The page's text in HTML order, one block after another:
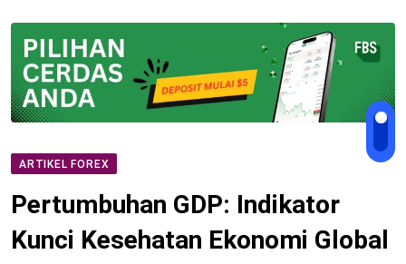
ARTIKEL FOREX
Pertumbuhan GDP: Indikator
Kunci Kesehatan Ekonomi Global